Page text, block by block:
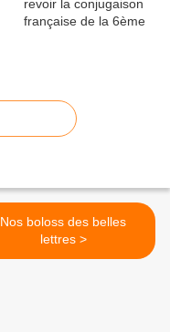
Nos boloss des belles
lettres >